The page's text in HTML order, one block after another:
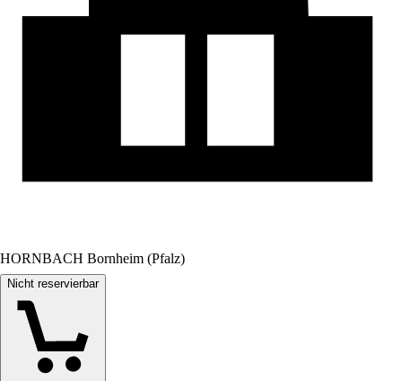
HORNBACH Bornheim (Pfalz)
Nicht reservierbar